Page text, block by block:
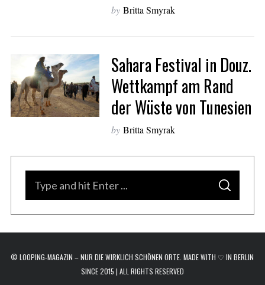
by Britta Smyrak
Sahara Festival in Douz.
Wettkampf am Rand
der Wüste von Tunesien
by Britta Smyrak
a
h
S
A
C
© LOOPING-MAGAZIN – NUR DIE WIRKLICH SCHÖNEN ORTE. MADE WITH ♡ IN BERLIN
SINCE 2015 | ALL RIGHTS RESERVED